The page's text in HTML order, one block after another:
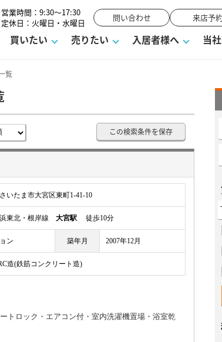
営業時間：9:30～17:30
定休日：火曜日・水曜日
問い合わせ 来店予
駐車場を探す お気に入り一覧
くある質問 不動産用語・賃貸用語集
空室対策 業界ニュース
買いたい
流れ よくある質問 マンションVS戸建
売りたい
相続 仲介手数料について
必要な書類 売却の流れ
入居者様へ
車場解約フォーム
当
お客様の声 街紹介 お問い合わせ
る基本方針
覧
この検索条件を保存
いたま市大宮区東町1-41-10
浜東北・根岸線 大宮駅 徒歩10分
ン 築年月 2007年12月
造(鉄筋コンクリート造)
ロック・エアコン付・室内洗濯機置場・浴室乾